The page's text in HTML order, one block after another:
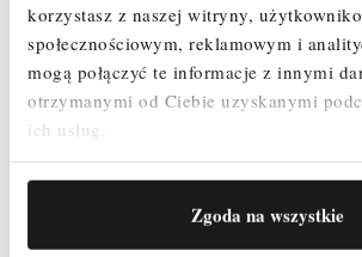
korzystasz z naszej witryny,
społecznościowym, reklamowym i
mogą połączyć te informacje z innymi
otrzymanymi od Ciebie uzyskanymi
ich usług.
Zgoda na wszystkie
SCHODKI DOSTAWNE
STOPNIE)
Cena
1 647,22 zł
SZYBKI PODGLĄD